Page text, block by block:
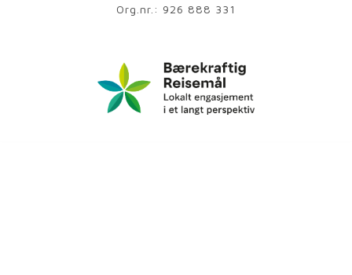
Org.nr.: 926 888 331